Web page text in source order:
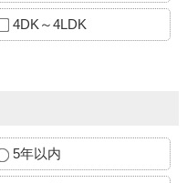
4DK～4LDK
5年以内